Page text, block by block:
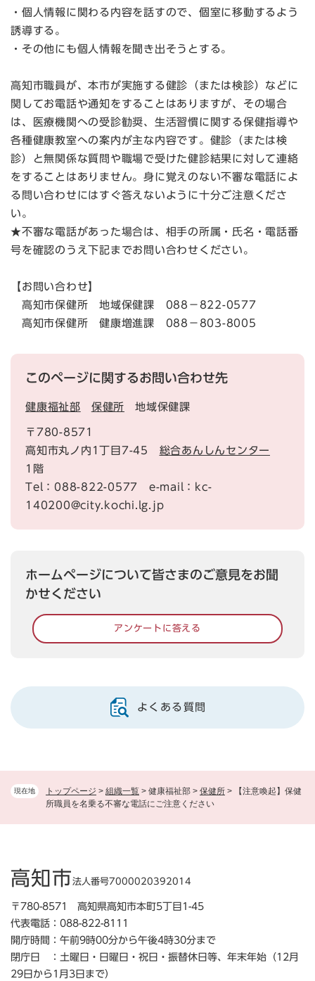
現在地 トップページ > 組織一覧 > 健康福祉部 > 保健所 >
【注意喚起】保健
所職員を名乗る不審な電話にご注意ください
・個人情報に関わる内容を話すので、個室に移動するよう
誘導する。
・その他にも個人情報を聞き出そうとする。
高知市職員が、本市が実施する健診（または検診）などに
関してお電話や通知をすることはありますが、その場合
は、医療機関への受診勧奨、生活習慣に関する保健指導や
各種健康教室への案内が主な内容です。健診（または検
診）と無関係な質問や職場で受けた健診結果に対して連絡
をすることはありません。身に覚えのない不審な電話によ
る問い合わせにはすぐ答えないように十分ご注意くださ
い。
★不審な電話があった場合は、相手の所属・氏名・電話番
号を確認のうえ下記までお問い合わせください。
【お問い合わせ】
高知市保健所 地域保健課 088－822-0577
高知市保健所 健康増進課 088－803-8005
このページに関するお問い合わせ先
健康福祉部 保健所 地域保健課
〒780-8571
高知市丸ノ内1丁目7-45 総合あんしんセンター
1階
Tel：088-822-0577 e-mail：kc-
140200@city.kochi.lg.jp
ホームページについて皆さまのご意見をお聞
かせください
アンケートに答える
よくある質問
高知市法人番号7000020392014
〒780-8571 高知県高知市本町5丁目1-45
代表電話：088-822-8111
開庁時間：午前9時00分から午後4時30分まで
閉庁日 ：土曜日・日曜日・祝日・振替休日等、年末年始（12月
29日から1月3日まで）